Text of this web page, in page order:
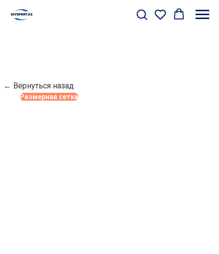
← Вернуться назад
Размерная сетка